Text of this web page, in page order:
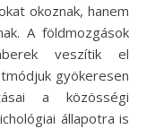
okoznak, hanem
A földmozgások
veszítik el
gyökeresen
a közösségi
állapotra is